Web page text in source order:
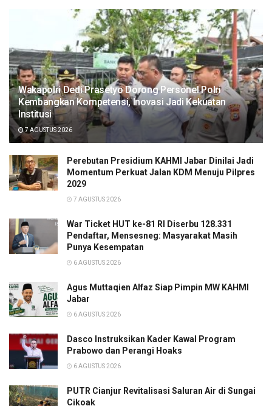
Wakapolri Dedi Prasetyo Dorong Personel Polri
Kembangkan Kompetensi, Inovasi Jadi Kekuatan
Institusi
7 AGUSTUS 2026
Perebutan Presidium KAHMI Jabar Dinilai Jadi
Momentum Perkuat Jalan KDM Menuju Pilpres
2029
7 AGUSTUS 2026
War Ticket HUT ke-81 RI Diserbu 128.331
Pendaftar, Mensesneg: Masyarakat Masih
Punya Kesempatan
6 AGUSTUS 2026
Agus Muttaqien Alfaz Siap Pimpin MW KAHMI
Jabar
6 AGUSTUS 2026
Dasco Instruksikan Kader Kawal Program
Prabowo dan Perangi Hoaks
6 AGUSTUS 2026
PUTR Cianjur Revitalisasi Saluran Air di Sungai
Cikoak